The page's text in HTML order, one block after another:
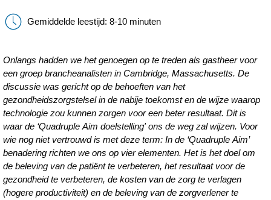
Gemiddelde leestijd: 8-10 minuten
Onlangs hadden we het genoegen op te treden als gastheer voor
een groep brancheanalisten in Cambridge, Massachusetts. De
discussie was gericht op de behoeften van het
gezondheidszorgstelsel in de nabije toekomst en de wijze waarop
technologie zou kunnen zorgen voor een beter resultaat. Dit is
waar de ‘Quadruple Aim doelstelling' ons de weg zal wijzen. Voor
wie nog niet vertrouwd is met deze term: In de ‘Quadruple Aim’
benadering richten we ons op vier elementen. Het is het doel om
de beleving van de patiënt te verbeteren, het resultaat voor de
gezondheid te verbeteren, de kosten van de zorg te verlagen
(hogere productiviteit) en de beleving van de zorgverlener te